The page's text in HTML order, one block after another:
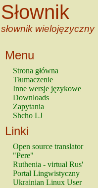
Słownik
słownik wielojęzyczny
Menu
Strona główna
Tłumaczenie
Inne wersje językowe
Downloads
Zapytania
Shcho LJ
Linki
Open source translator
"Pere"
Ruthenia - virtual Rus'
Portal Lingwistyczny
Ukrainian Linux User